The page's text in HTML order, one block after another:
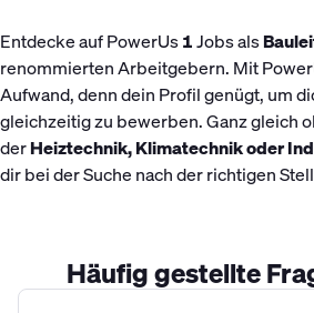
Entdecke auf PowerUs1Jobs als
renommierten Arbeitgebern. Mit
Aufwand, denn dein Profil genügt, um
gleichzeitig zu bewerben. Ganz gleich
derHeiztechnik, Klimatechnik oder
dir bei der Suche nach der richtigen
Häufig gestellte